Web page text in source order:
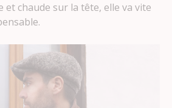
et chaude sur la tête, elle va vite